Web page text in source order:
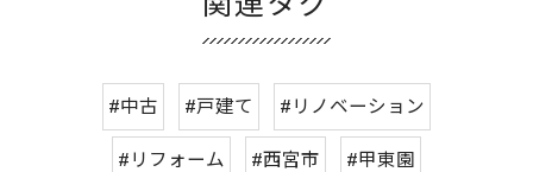
#中古 #戸建て #リノベーション
#リフォーム #西宮市 #甲東園